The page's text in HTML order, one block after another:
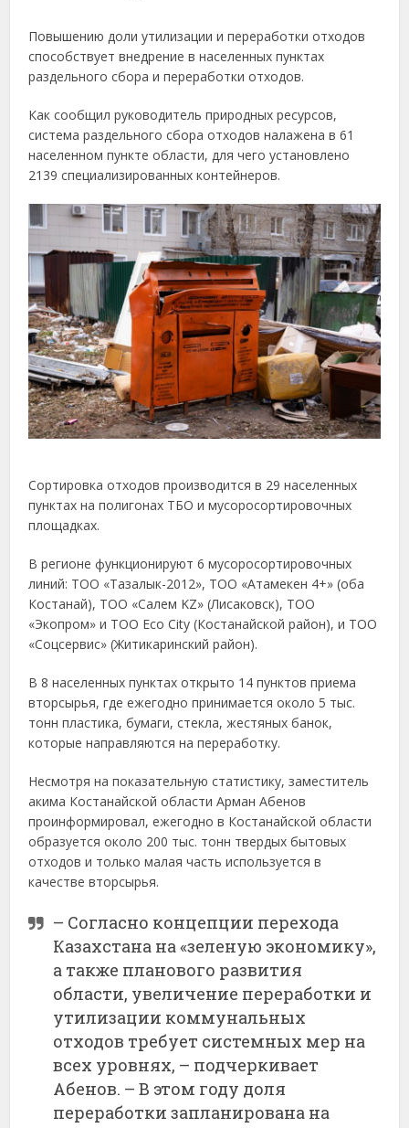
Повышению доли утилизации и переработки отходов
способствует внедрение в населенных пунктах
раздельного сбора и переработки отходов.
Как сообщил руководитель природных ресурсов,
система раздельного сбора отходов налажена в 61
населенном пункте области, для чего установлено
2139 специализированных контейнеров.
Сортировка отходов производится в 29 населенных
пунктах на полигонах ТБО и мусоросортировочных
площадках.
В регионе функционируют 6 мусоросортировочных
линий: ТОО «Тазалык-2012», ТОО «Атамекен 4+» (оба
Костанай), ТОО «Салем KZ» (Лисаковск), ТОО
«Экопром» и ТОО Eco City (Костанайской район), и ТОО
«Соцсервис» (Житикаринский район).
В 8 населенных пунктах открыто 14 пунктов приема
вторсырья, где ежегодно принимается около 5 тыс.
тонн пластика, бумаги, стекла, жестяных банок,
которые направляются на переработку.
Несмотря на показательную статистику, заместитель
акима Костанайской области Арман Абенов
проинформировал, ежегодно в Костанайской области
образуется около 200 тыс. тонн твердых бытовых
отходов и только малая часть используется в
качестве вторсырья.
– Согласно концепции перехода
Казахстана на «зеленую экономику»,
а также планового развития
области, увеличение переработки и
утилизации коммунальных
отходов требует системных мер на
всех уровнях, – подчеркивает
Абенов. – В этом году доля
переработки запланирована на